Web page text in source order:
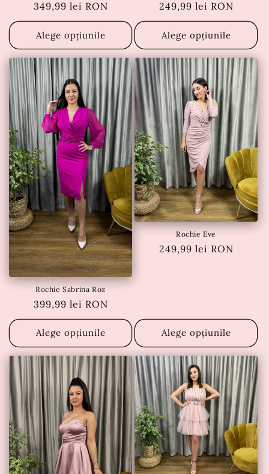
Preț
obișnuit
349,99 lei RON
Alege opțiunile
Preț
obișnuit
249,99 lei RON
Alege opțiunile
Rochie Sabrina Roz
Preț
obișnuit
399,99 lei RON
Alege opțiunile
Rochie Eve
Preț
249,99 lei RON
Alege opțiunile